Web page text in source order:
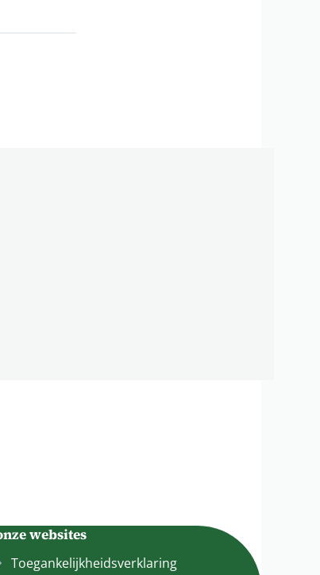
websites
Toegankelijkheidsverklaring